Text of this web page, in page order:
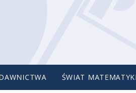
ŚWIAT MATEMATYKI